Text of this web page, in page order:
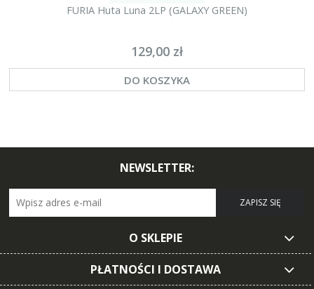
FURIA Huta Luna 2LP (GALAXY GREEN)
129,00 zł
DO KOSZYKA
NEWSLETTER:
ZAPISZ SIĘ
O SKLEPIE
PŁATNOŚCI I DOSTAWA